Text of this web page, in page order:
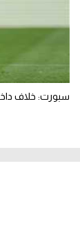
سبورت: خلاف